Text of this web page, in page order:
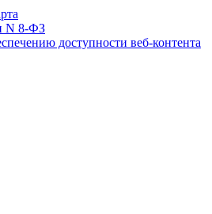
N 8-ФЗ
доступности веб-контента